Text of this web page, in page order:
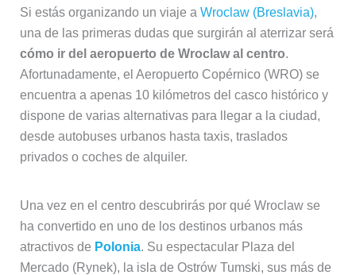
Si estás organizando un viaje a Wroclaw (Breslavia),
una de las primeras dudas que surgirán al aterrizar será
cómo ir del aeropuerto de Wroclaw al centro.
Afortunadamente, el Aeropuerto Copérnico (WRO) se
encuentra a apenas 10 kilómetros del casco histórico y
dispone de varias alternativas para llegar a la ciudad,
desde autobuses urbanos hasta taxis, traslados
privados o coches de alquiler.
Una vez en el centro descubrirás por qué Wroclaw se
ha convertido en uno de los destinos urbanos más
atractivos de Polonia. Su espectacular Plaza del
Mercado (Rynek), la isla de Ostrów Tumski, sus más de